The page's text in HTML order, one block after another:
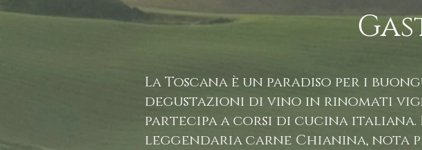
La Toscana è un paradiso per i
degustazioni di vino in rinomati
partecipa a corsi di cucina italiana.
leggendaria carne Chianina, nota